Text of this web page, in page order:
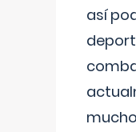
así